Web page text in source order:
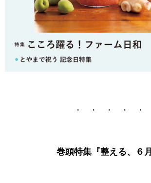
・ ・ ・ ・ ・
巻頭特集『整える、６月